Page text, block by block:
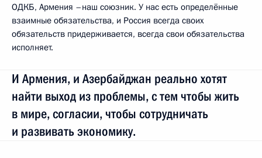
ОДКБ, Армения –наш союзник. У нас есть определённые
взаимные обязательства, и Россия всегда своих
обязательств придерживается, всегда свои обязательства
исполняет.
И Армения, и Азербайджан реально хотят
найти выход из проблемы, с тем чтобы жить
в мире, согласии, чтобы сотрудничать
и развивать экономику.